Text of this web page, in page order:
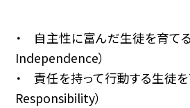
・ 自主性に富んだ生徒を育て
Independence）
・ 責任を持って行動する生徒
Responsibility）